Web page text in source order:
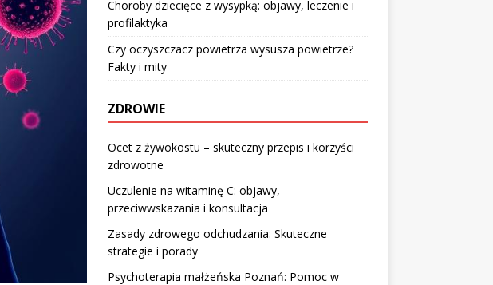
Choroby dziecięce z wysypką: objawy, leczenie i
profilaktyka
Czy oczyszczacz powietrza wysusza powietrze?
Fakty i mity
ZDROWIE
Ocet z żywokostu – skuteczny przepis i korzyści
zdrowotne
Uczulenie na witaminę C: objawy,
przeciwwskazania i konsultacja
Zasady zdrowego odchudzania: Skuteczne
strategie i porady
Psychoterapia małżeńska Poznań: Pomoc w